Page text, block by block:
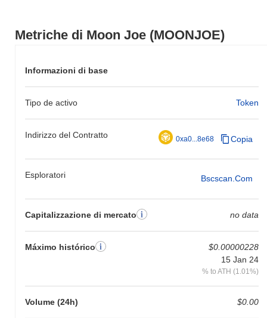
Metriche di Moon Joe (MOONJOE)
Informazioni di base
Tipo de activo Token
Indirizzo del Contratto 0xa0...8e68 Copia
Esploratori Bscscan.com
Capitalizzazione di mercato no data
Máximo histórico
$0.00000228
15 Jan 24
% to ATH (1.01%)
Volume (24h) $0.00